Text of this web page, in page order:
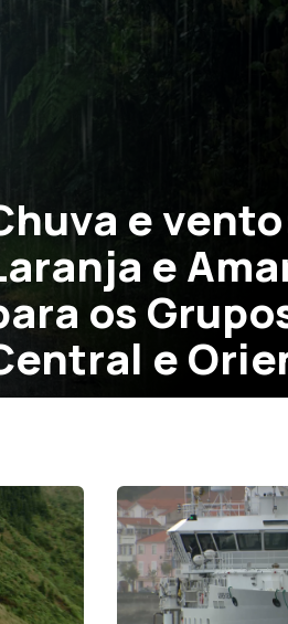
Previsões de
das
Praia e da
Mar